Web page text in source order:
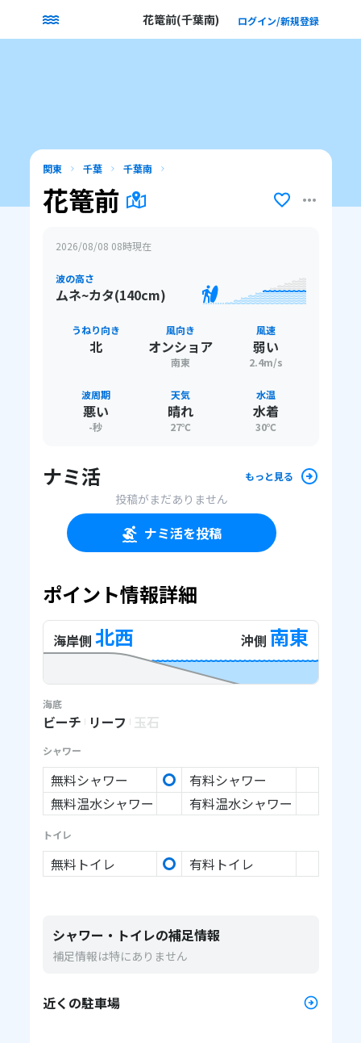
花篭前(千葉南) ログイン/新規登録
関東 千葉 千葉南
花篭前
2026/08/08 08時現在
波の高さ
ムネ~カタ(140cm)
うねり向き
北
風向き
オンショア
南東
風速
弱い
2.4m/s
波周期
悪い
-秒
天気
晴れ
27℃
水温
水着
30℃
ナミ活 もっと見る
投稿がまだありません
ナミ活を投稿
ポイント情報詳細
海岸側 北西 沖側 南東
海底
ビーチ リーフ 玉石
シャワー
無料シャワー
有料シャワー
無料温水シャワー
有料温水シャワー
トイレ
無料トイレ 有料トイレ
シャワー・トイレの補足情報
補足情報は特にありません
近くの駐車場